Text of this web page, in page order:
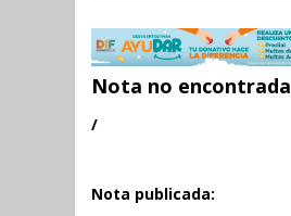
Nota no encontrada
/
Nota publicada: